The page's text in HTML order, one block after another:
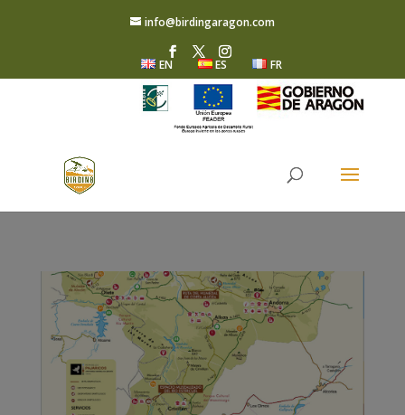
info@birdingaragon.com
EN ES FR